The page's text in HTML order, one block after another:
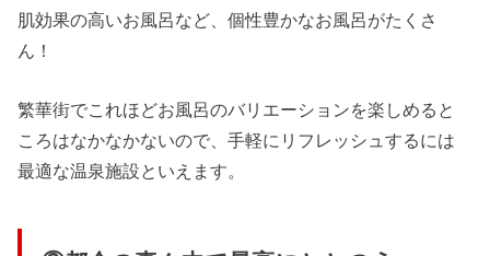
肌効果の高いお風呂など、個性豊かなお風呂がたくさ
ん！
繁華街でこれほどお風呂のバリエーションを楽しめると
ころはなかなかないので、手軽にリフレッシュするには
最適な温泉施設といえます。